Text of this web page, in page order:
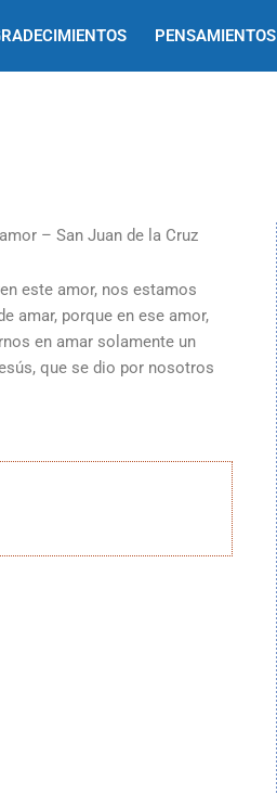
PENSAMIENTOS
este amor, nos estamos
amar, porque en ese amor,
en amar solamente un
que se dio por nosotros